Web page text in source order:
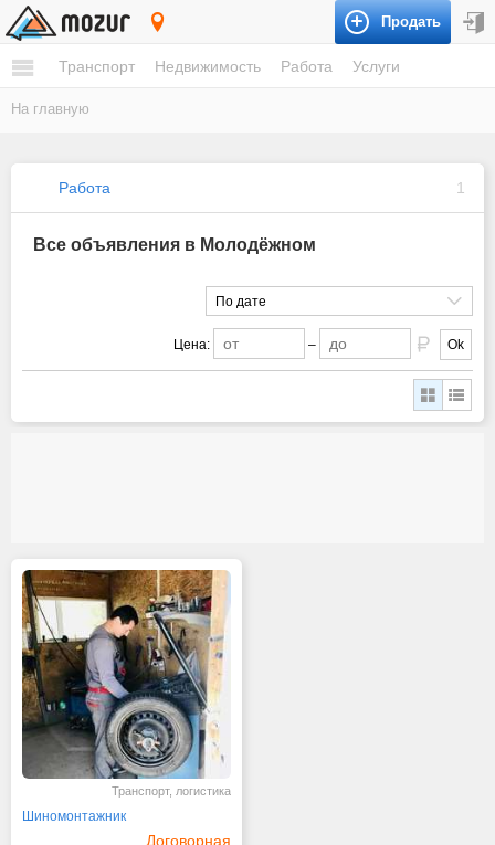
Продать
Транспорт Недвижимость Работа Услуги
На главную
Работа 1
Все объявления в Молодёжном
По дате
Цена: – Ok
Транспорт, логистика
Шиномонтажник
Договорная